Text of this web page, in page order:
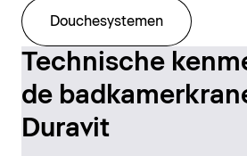
Douchesystemen
Technische
de
Duravit